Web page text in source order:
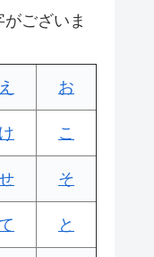
ございま
え お
け こ
そ
て と